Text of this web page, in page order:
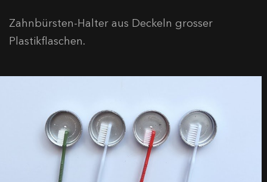
Zahnbürsten-Halter aus Deckeln grosser
Plastikflaschen.